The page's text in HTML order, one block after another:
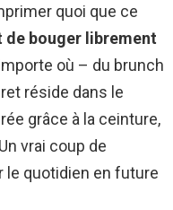
quoi que ce
de bouger librement
où – du brunch
réside dans le
grâce à la ceinture,
vrai coup de
le quotidien en future